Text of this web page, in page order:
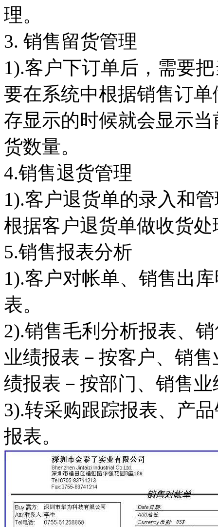
理。
3. 销售留货管理
1).客户下订单后，需要
要在系统中根据销售订
存显示的时候就会显示
货数量。
4.销售退货管理
1).客户退货单的录入和
根据客户退货单做收货处
5.销售报表分析
1).客户对帐单、销售出
表。
2).销售毛利分析报表、
业绩报表－按客户、销
绩报表－按部门、销售
3).转采购跟踪报表、产
报表。